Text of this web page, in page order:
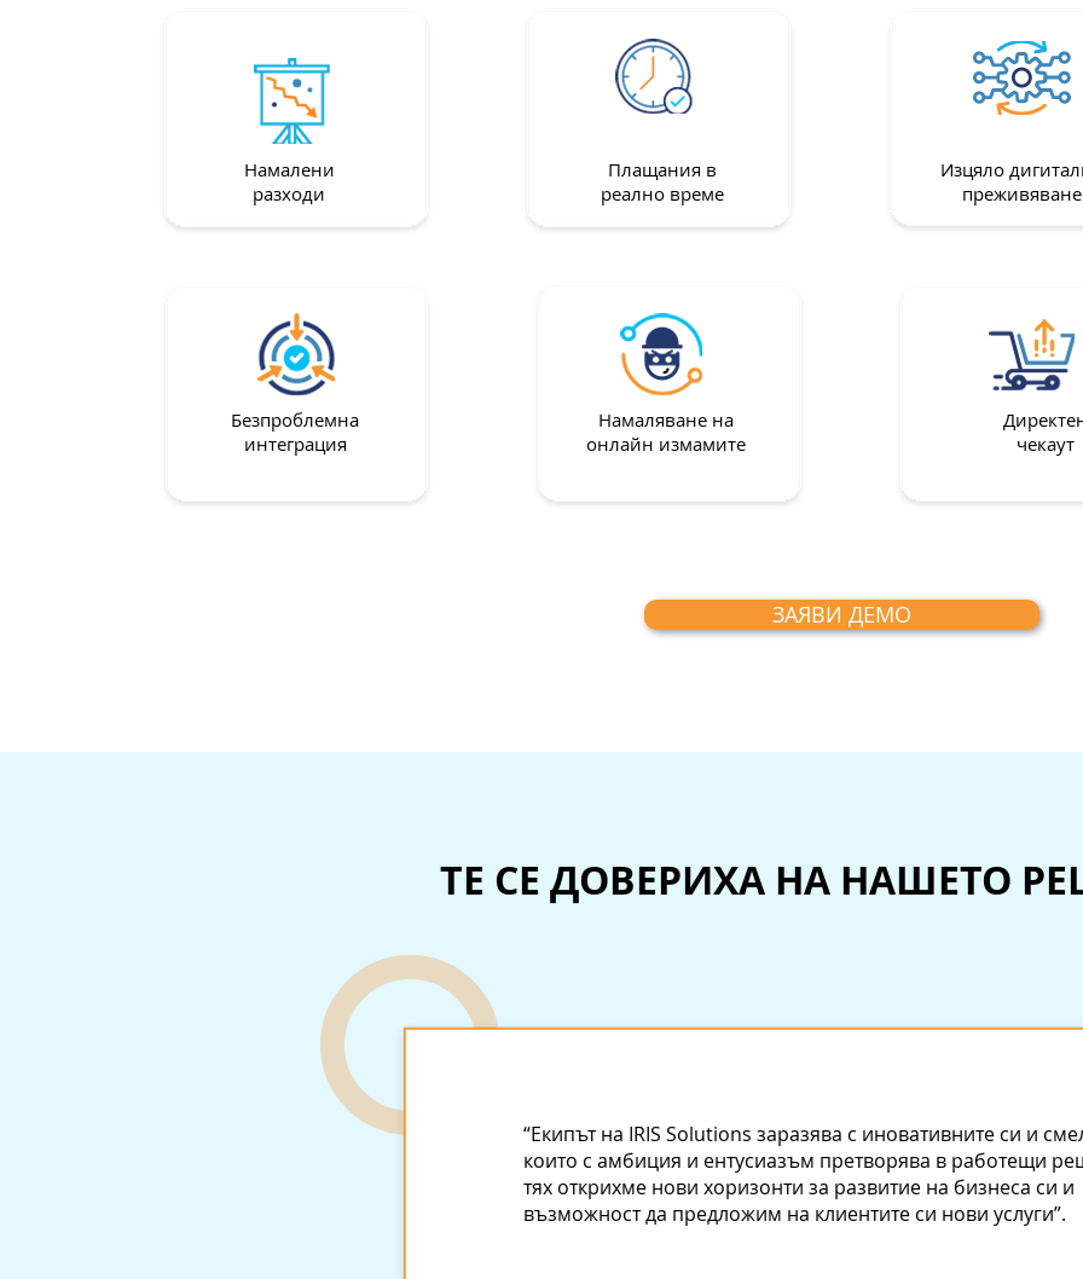
Намалени
разходи
Безпроблемна
интеграция
Плащания в
реално време
Намаляване на
онлайн измамите
Изцяло
преживяване
чекаут
ЗАЯВИ ДЕМО
ТЕ СЕ ДОВЕРИХА НА НАШЕТО
“Екипът на IRIS Solutions заразява с иновативните си и
които с амбиция и ентусиазъм претворява в работещи
тях открихме нови хоризонти за развитие на бизнеса си и
възможност да предложим на клиентите си нови услуги”.